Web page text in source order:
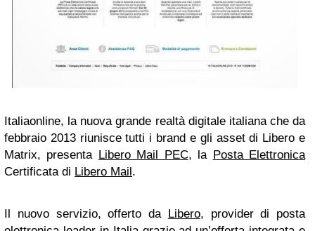
Italiaonline, la nuova grande realtà digitale italiana che da
febbraio 2013 riunisce tutti i brand e gli asset di Libero e
Matrix, presenta Libero Mail PEC, la Posta Elettronica
Certificatadi Libero Mail.
Il nuovo servizio, offerto da Libero, provider di posta